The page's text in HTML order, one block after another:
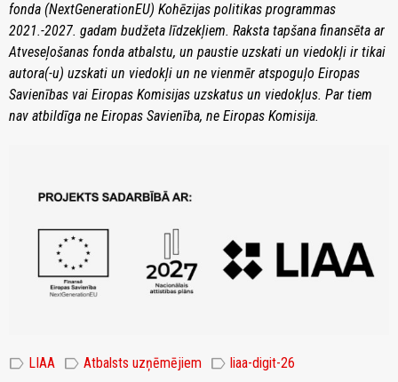
fonda (NextGenerationEU) Kohēzijas politikas programmas
2021.-2027. gadam budžeta līdzekļiem. Raksta tapšana finansēta ar
Atveseļošanas fonda atbalstu, un paustie uzskati un viedokļi ir tikai
autora(-u) uzskati un viedokļi un ne vienmēr atspoguļo Eiropas
Savienības vai Eiropas Komisijas uzskatus un viedokļus. Par tiem
nav atbildīga ne Eiropas Savienība, ne Eiropas Komisija.
label LIAA label Atbalsts uzņēmējiem label liaa-digit-26